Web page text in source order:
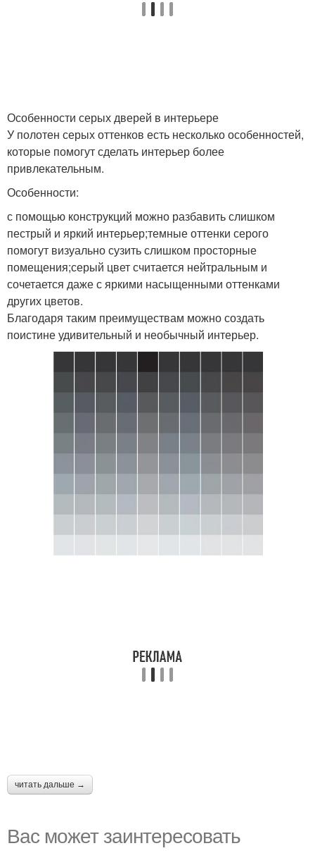
Особенности серых дверей в интерьере
У полотен серых оттенков есть несколько особенностей,
которые помогут сделать интерьер более
привлекательным.
Особенности:
с помощью конструкций можно разбавить слишком
пестрый и яркий интерьер;темные оттенки серого
помогут визуально сузить слишком просторные
помещения;серый цвет считается нейтральным и
сочетается даже с яркими насыщенными оттенками
других цветов.
Благодаря таким преимуществам можно создать
поистине удивительный и необычный интерьер.
читать дальше →
Вас может заинтересовать